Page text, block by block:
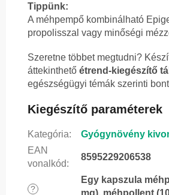
Tippünk:
A méhpempő kombinálható
propolisszal vagy minőségi
Szeretne többet megtudni?
áttekinthető étrend-kiegészítő
egészségügyi témák szerinti
Kiegészítő paraméterek
Kategória:
Gyógynövény
EAN
vonalkód:
8595229206538
?
Egy kapszula
mg), méhpollent